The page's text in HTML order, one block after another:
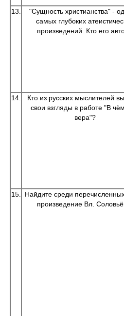
13.
"Сущность христианства" -
самых глубоких
произведений. Кто его
14.
Кто из русских мыслителей
свои взгляды в работе "В
вера"?
15.
Найдите среди
произведение Вл.